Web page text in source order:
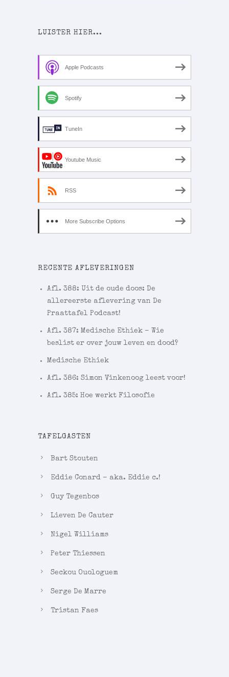
LUISTER HIER...
Apple Podcasts
Spotify
TuneIn
Youtube Music
RSS
More Subscribe Options
RECENTE AFLEVERINGEN
Afl. 388: Uit de oude doos: De
allereerste aflevering van De
Praattafel Podcast!
Afl. 387: Medische Ethiek – Wie
beslist er over jouw leven en dood?
Medische Ethiek
Afl. 386: Simon Vinkenoog leest voor!
Afl. 385: Hoe werkt Filosofie
TAFELGASTEN
Bart Stouten
Eddie Conard – aka. Eddie c.!
Guy Tegenbos
Lieven De Cauter
Nigel Williams
Peter Thiessen
Seckou Ouologuem
Serge De Marre
Tristan Faes